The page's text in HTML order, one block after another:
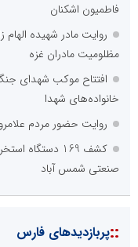
فاطمیون اشکنان
روایت مادر شهیده الهام
مظلومیت مادران غزه
افتتاح موکب شهدای
خانواده‌های شهدا
روایت حضور مردم
کشف 169
صنعتی شمس آباد
::پربازدیدهای فارس